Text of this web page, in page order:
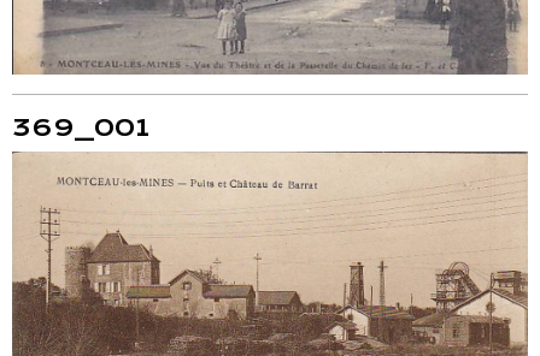
369_001